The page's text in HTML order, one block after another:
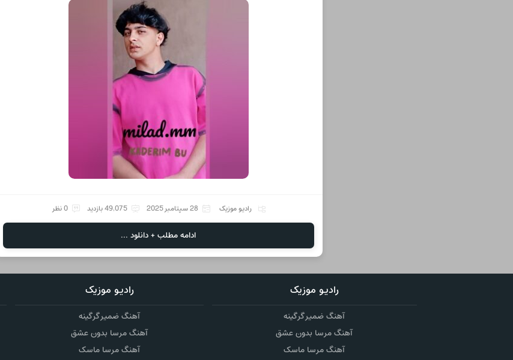
رادیو موزیک 28 سپتامبر 2025 49,075 بازدید 0 نظر
ادامه مطلب + دانلود ...
رادیو موزیک
آهنگ ضمیر گرگینه
آهنگ مرسا بدون عشق
آهنگ مرسا ماسک
رادیو موزیک
آهنگ ضمیر گرگینه
آهنگ مرسا بدون عشق
آهنگ مرسا ماسک